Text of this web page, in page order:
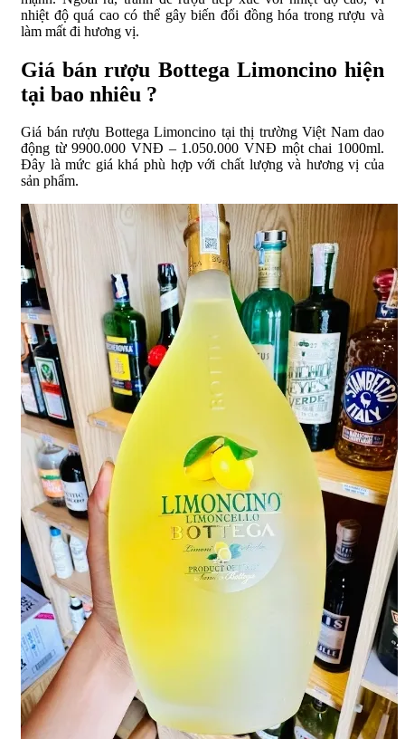
nhiệt độ quá cao có thể gây biến đổi đồng hóa trong rượu và
làm mất đi hương vị.
Giá bán rượu Bottega Limoncino hiện
tại bao nhiêu ?
Giá bán rượu Bottega Limoncino tại thị trường Việt Nam dao
động từ 9900.000 VNĐ – 1.050.000 VNĐ một chai 1000ml.
Đây là mức giá khá phù hợp với chất lượng và hương vị của
sản phẩm.